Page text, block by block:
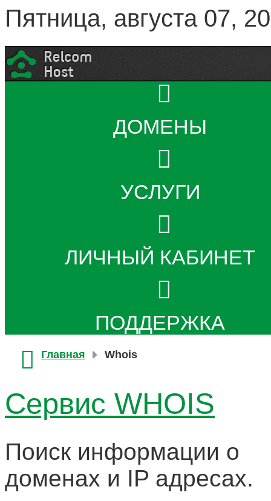
Пятница, августа 07,
ДОМЕНЫ
УСЛУГИ
ЛИЧНЫЙ КАБИНЕТ
ПОДДЕРЖКА
Главная Whois
Сервис WHOIS
Поиск информации о
доменах и IP адресах.